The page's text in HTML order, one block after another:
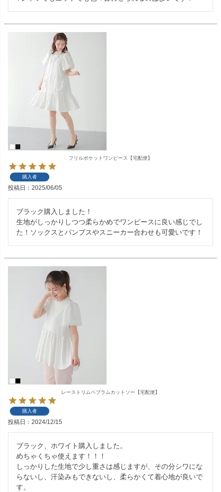
フリルポケットワンピース【宅配便】
購入者
投稿日 2025/06/05
ブラック購入しました！
生地がしっかりしつつ柔らかめでワンピースに良い感じでし
た！ソックスとパンプスやスニーカー合わせも可愛いです！
レーストリムペプラムカットソー【宅配便】
購入者
投稿日 2024/12/15
ブラック、ホワイト購入しました。
めちゃくちゃ使えます！！！
しっかりした生地で少し重さは感じますが、その分シワにな
らないし、汗染みもできないし、柔らかくて着心地が良いで
す。